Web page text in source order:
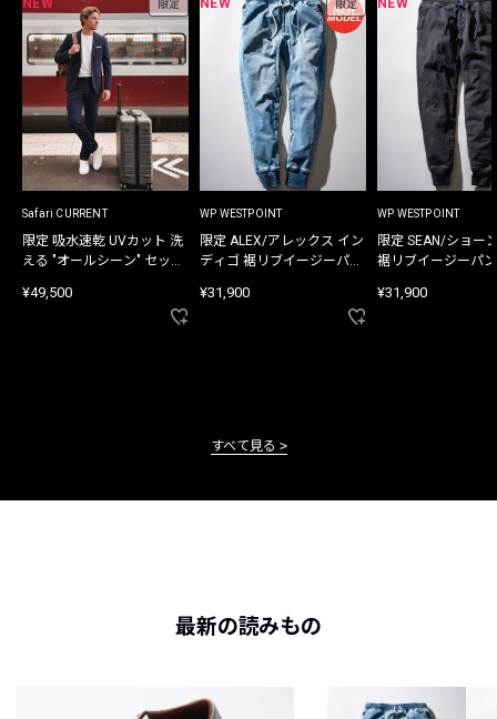
NEW 限定
Safari CURRENT
限定 吸水速乾 UVカット 洗
える "オールシーン" セット
¥49,500
NEW 限定
WP WESTPOINT
限定 ALEX/アレックス イン
ディゴ 裾リブイージーパン
¥31,900
NEW
WP WESTPOINT
限定 SEAN/ショー
裾リブイージーパ
¥31,900
すべて見る
最新の読みもの